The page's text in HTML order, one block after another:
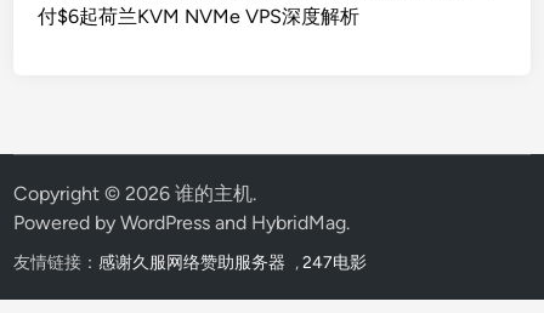
付$6起荷兰KVM NVMe VPS深度解析
Copyright © 2026谁的主机.
Powered byWordPress and HybridMag.
友情链接：感谢久服网络赞助服务器 ,247电影